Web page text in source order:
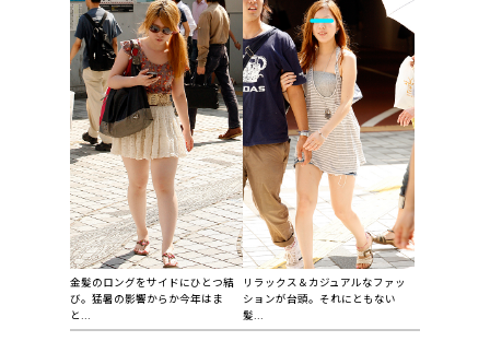
金髪のロングをサイドにひとつ結
び。猛暑の影響からか今年はま
と...
リラックス＆カジュアルなファッ
ションが台頭。それにともない
髪...